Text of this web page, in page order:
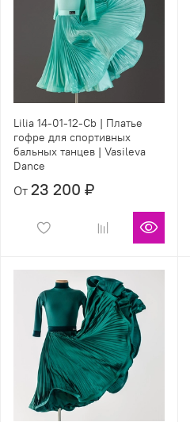
Lilia 14-01-12-Cb | Платье
гофре для спортивных
бальных танцев | Vasileva
Dance
От 23 200 ₽